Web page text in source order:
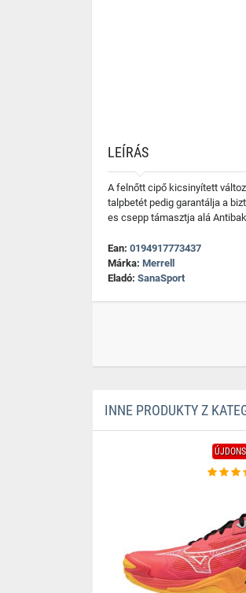
LEÍRÁS
A felnőtt cipő kicsinyített
talpbetét pedig garantálja a
es csepp támasztja alá
Ean: 0194917773437
Márka: Merrell
Eladó: SanaSport
INNE PRODUKTY Z